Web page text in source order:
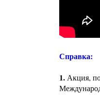
Справка:
1. Акция,